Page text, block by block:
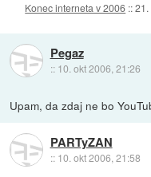
Konec interneta v 2006 ::21.
Pegaz
:: 10. okt 2006, 21:26
Upam, da zdaj ne bo
PARTyZAN
:: 10. okt 2006, 21:58